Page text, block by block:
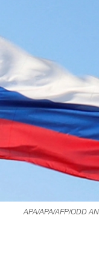
APA/APA/AFP/ODD